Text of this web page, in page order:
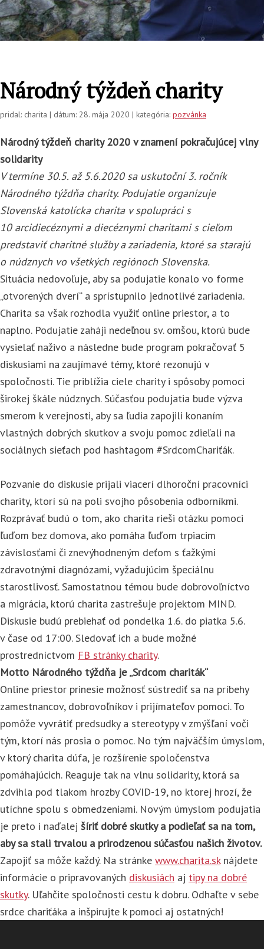
Národný týždeň charity
pridal: charita | dátum: 28. mája 2020 | kategória: pozvánka
Národný týždeň charity 2020 v znamení pokračujúcej vlny
solidarity
V termíne 30.5. až 5.6.2020 sa uskutoční 3. ročník
Národného týždňa charity. Podujatie organizuje
Slovenská katolícka charita v spolupráci s
10 arcidiecéznymi a diecéznymi charitami s cieľom
predstaviť charitné služby a zariadenia, ktoré sa starajú
o núdznych vo všetkých regiónoch Slovenska.
Situácia nedovoľuje, aby sa podujatie konalo vo forme
„otvorených dverí“ a sprístupnilo jednotlivé zariadenia.
Charita sa však rozhodla využiť online priestor, a to
naplno. Podujatie zaháji nedeľnou sv. omšou, ktorú bude
vysielať naživo a následne bude program pokračovať 5
diskusiami na zaujímavé témy, ktoré rezonujú v
spoločnosti. Tie priblížia ciele charity i spôsoby pomoci
širokej škále núdznych. Súčasťou podujatia bude výzva
smerom k verejnosti, aby sa ľudia zapojili konaním
vlastných dobrých skutkov a svoju pomoc zdieľali na
sociálnych sieťach pod hashtagom #SrdcomChariťák.
Pozvanie do diskusie prijali viacerí dlhoroční pracovníci
charity, ktorí sú na poli svojho pôsobenia odborníkmi.
Rozprávať budú o tom, ako charita rieši otázku pomoci
ľuďom bez domova, ako pomáha ľuďom trpiacim
závislosťami či znevýhodneným deťom s ťažkými
zdravotnými diagnózami, vyžadujúcim špeciálnu
starostlivosť. Samostatnou témou bude dobrovoľníctvo
a migrácia, ktorú charita zastrešuje projektom MIND.
Diskusie budú prebiehať od pondelka 1.6. do piatka 5.6.
v čase od 17:00. Sledovať ich a bude možné
prostredníctvom FB stránky charity.
Motto Národného týždňa je „Srdcom chariták“
Online priestor prinesie možnosť sústrediť sa na príbehy
zamestnancov, dobrovoľníkov i prijímateľov pomoci. To
pomôže vyvrátiť predsudky a stereotypy v zmýšľaní voči
tým, ktorí nás prosia o pomoc. No tým najväčším úmyslom,
v ktorý charita dúfa, je rozšírenie spoločenstva
pomáhajúcich. Reaguje tak na vlnu solidarity, ktorá sa
zdvihla pod tlakom hrozby COVID-19, no ktorej hrozí, že
utíchne spolu s obmedzeniami. Novým úmyslom podujatia
je preto i naďalej šíriť dobré skutky a podieľať sa na tom,
aby sa stali trvalou a prirodzenou súčasťou našich životov.
Zapojiť sa môže každý. Na stránke www.charita.sknájdete
informácie o pripravovaných diskusiách aj tipy na dobré
skutky. Uľahčite spoločnosti cestu k dobru. Odhaľte v sebe
srdce chariťáka a inšpirujte k pomoci aj ostatných!